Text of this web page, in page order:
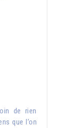
de rien
que l’on